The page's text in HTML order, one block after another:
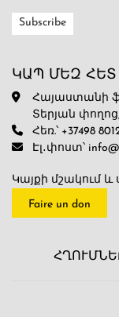
ԿԱՊ ՄԵԶ ՀԵՏ
Հայաստանի
Տերյան
Հեռ.՝ +37498
Էլ․փոստ՝
Կայքի մշակում
Faire un don